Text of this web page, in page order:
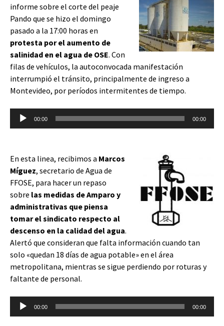
informe sobre el corte del peaje
Pando que se hizo el domingo
pasado a la 17:00 horas en
protesta por el aumento de
salinidad en el agua de OSE. Con
filas de vehículos, la autoconvocada manifestación
interrumpió el tránsito, principalmente de ingreso a
Montevideo, por períodos intermitentes de tiempo.
Reproductor
00:00 00:00
En esta linea, recibimos a Marcos
Míguez, secretario de Agua de
FFOSE, para hacer un repaso
sobre las medidas de Amparo y
administrativas que piensa
tomar el sindicato respecto al
descenso en la calidad del agua.
Alertó que consideran que falta información cuando tan
solo «quedan 18 días de agua potable» en el área
metropolitana, mientras se sigue perdiendo por roturas y
faltante de personal.
Reproductor
00:00 00:00